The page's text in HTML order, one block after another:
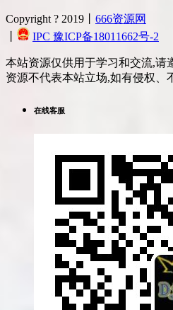
Copyright ? 2019丨 666资源网
IPC 豫ICP备18011662号-2
本站资源仅供用于学习和交流,请
资源不代表本站立场,如有侵权、
在线客服